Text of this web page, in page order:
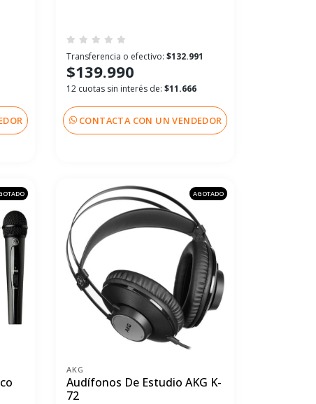
Transferencia o efectivo: $132.991
$139.990
12 cuotas sin interés de: $11.666
CONTACTA CON UN VENDEDOR
AGOTADO
AKG
Audífonos De Estudio AKG K-
72